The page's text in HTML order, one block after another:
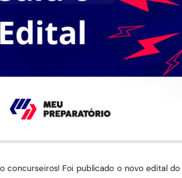
concurseiros! Foi publicado o novo edital do